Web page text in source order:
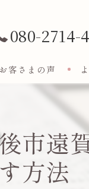
080-2714-
お客さまの声
市遠
方法